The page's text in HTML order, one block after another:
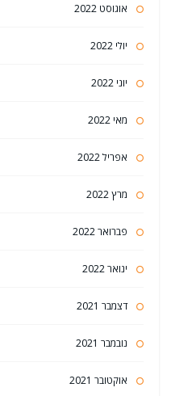
אוגוסט 2022
יולי 2022
יוני 2022
מאי 2022
אפריל 2022
מרץ 2022
פברואר 2022
ינואר 2022
דצמבר 2021
נובמבר 2021
אוקטובר 2021